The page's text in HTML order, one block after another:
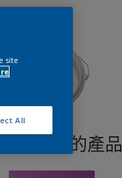
找此顏色的產品
site
All